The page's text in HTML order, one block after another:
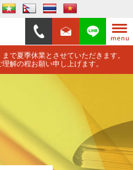
で夏季休業とさせていただきます。
解の程お願い申し上げます。